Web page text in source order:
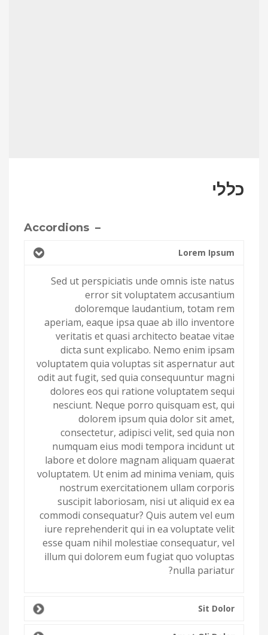
כללי
– Accordions
Lorem Ipsum
Sed ut perspiciatis unde omnis iste natus
error sit voluptatem accusantium
doloremque laudantium, totam rem
aperiam, eaque ipsa quae ab illo inventore
veritatis et quasi architecto beatae vitae
dicta sunt explicabo. Nemo enim ipsam
voluptatem quia voluptas sit aspernatur aut
odit aut fugit, sed quia consequuntur magni
dolores eos qui ratione voluptatem sequi
nesciunt. Neque porro quisquam est, qui
dolorem ipsum quia dolor sit amet,
consectetur, adipisci velit, sed quia non
numquam eius modi tempora incidunt ut
labore et dolore magnam aliquam quaerat
voluptatem. Ut enim ad minima veniam, quis
nostrum exercitationem ullam corporis
suscipit laboriosam, nisi ut aliquid ex ea
commodi consequatur? Quis autem vel eum
iure reprehenderit qui in ea voluptate velit
esse quam nihil molestiae consequatur, vel
illum qui dolorem eum fugiat quo voluptas
nulla pariatur?
Sit Dolor